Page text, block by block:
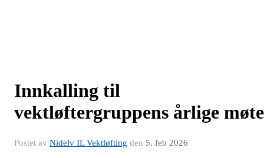
Innkalling til
vektløftergruppens årlige møte
Postet av Nidelv IL Vektløfting den 5. feb 2026